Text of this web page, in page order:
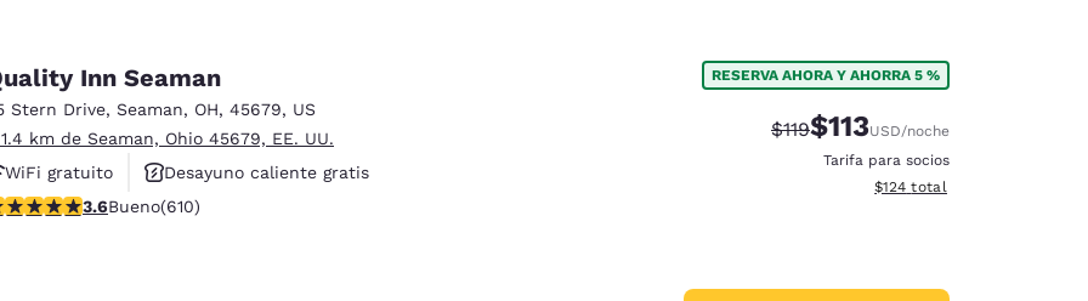
Inn Seaman
Stern Drive, Seaman, OH, 45679, US
1.4 km de Seaman, Ohio 45679, EE. UU.
WiFi gratuito
Desayuno caliente gratis
Se aceptan mascotas
de 3.58 estrellas. Bueno. 610 reseñas
3.6Bueno(610)
RESERVA AHORA Y AHORRA 5 %
Precio tachado:
$119Precio con descuento:
$113USD/noche
Tarifa para socios
Ver detalles del total
$124 total